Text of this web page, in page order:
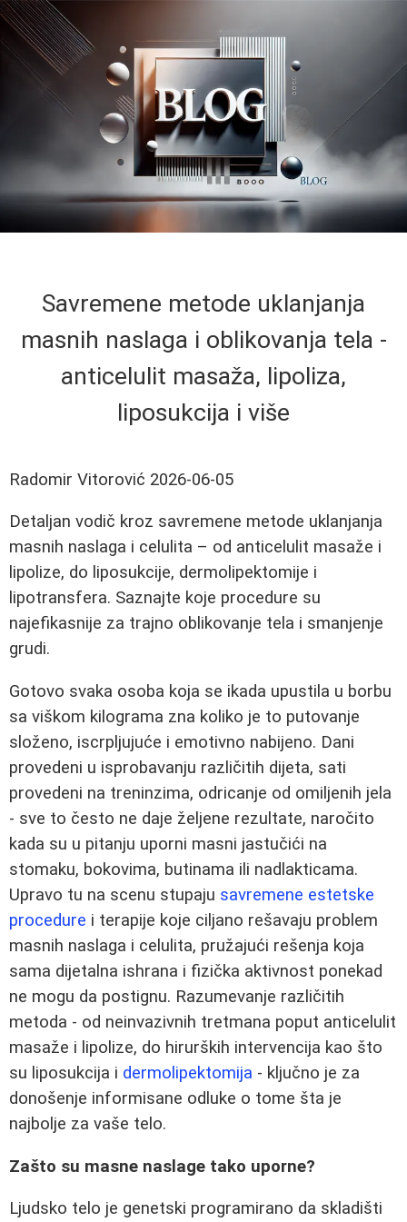
Savremene metode uklanjanja
masnih naslaga i oblikovanja tela -
anticelulit masaža, lipoliza,
liposukcija i više
Radomir Vitorović 2026-06-05
Detaljan vodič kroz savremene metode uklanjanja
masnih naslaga i celulita – od anticelulit masaže i
lipolize, do liposukcije, dermolipektomije i
lipotransfera. Saznajte koje procedure su
najefikasnije za trajno oblikovanje tela i smanjenje
grudi.
Gotovo svaka osoba koja se ikada upustila u borbu
sa viškom kilograma zna koliko je to putovanje
složeno, iscrpljujuće i emotivno nabijeno. Dani
provedeni u isprobavanju različitih dijeta, sati
provedeni na treninzima, odricanje od omiljenih jela
- sve to često ne daje željene rezultate, naročito
kada su u pitanju uporni masni jastučići na
stomaku, bokovima, butinama ili nadlakticama.
Upravo tu na scenu stupaju savremene estetske
procedure i terapije koje ciljano rešavaju problem
masnih naslaga i celulita, pružajući rešenja koja
sama dijetalna ishrana i fizička aktivnost ponekad
ne mogu da postignu. Razumevanje različitih
metoda - od neinvazivnih tretmana poput anticelulit
masaže i lipolize, do hirurških intervencija kao što
su liposukcija i dermolipektomija - ključno je za
donošenje informisane odluke o tome šta je
najbolje za vaše telo.
Zašto su masne naslage tako uporne?
Ljudsko telo je genetski programirano da skladišti